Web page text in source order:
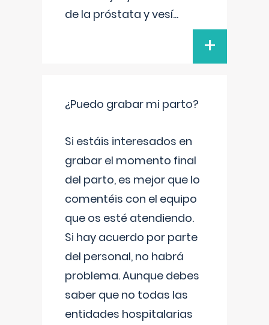
de la próstata y vesí...
+
¿Puedo grabar mi parto?
Si estáis interesados en
grabar el momento final
del parto, es mejor que lo
comentéis con el equipo
que os esté atendiendo.
Si hay acuerdo por parte
del personal, no habrá
problema. Aunque debes
saber que no todas las
entidades hospitalarias